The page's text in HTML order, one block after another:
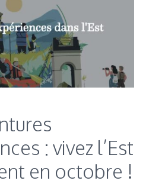
: vivez l’Est
en octobre !